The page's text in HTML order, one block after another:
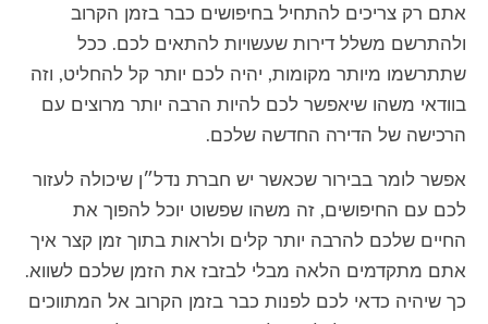
אתם רק צריכים להתחיל בחיפושים כבר בזמן הקרוב
ולהתרשם משלל דירות שעשויות להתאים לכם. ככל
שתתרשמו מיותר מקומות, יהיה לכם יותר קל להחליט, וזה
בוודאי משהו שיאפשר לכם להיות הרבה יותר מרוצים עם
הרכישה של הדירה החדשה שלכם.
אפשר לומר בבירור שכאשר יש חברת נדל״ן שיכולה לעזור
לכם עם החיפושים, זה משהו שפשוט יוכל להפוך את
החיים שלכם להרבה יותר קלים ולראות בתוך זמן קצר איך
אתם מתקדמים הלאה מבלי לבזבז את הזמן שלכם לשווא.
כך שיהיה כדאי לכם לפנות כבר בזמן הקרוב אל המתווכים